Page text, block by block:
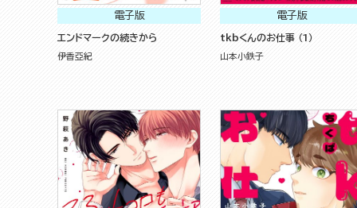
電子版
エンドマークの続きから
伊香亞紀
電子版
tkbくんのお仕事 （1）
山本小鉄子